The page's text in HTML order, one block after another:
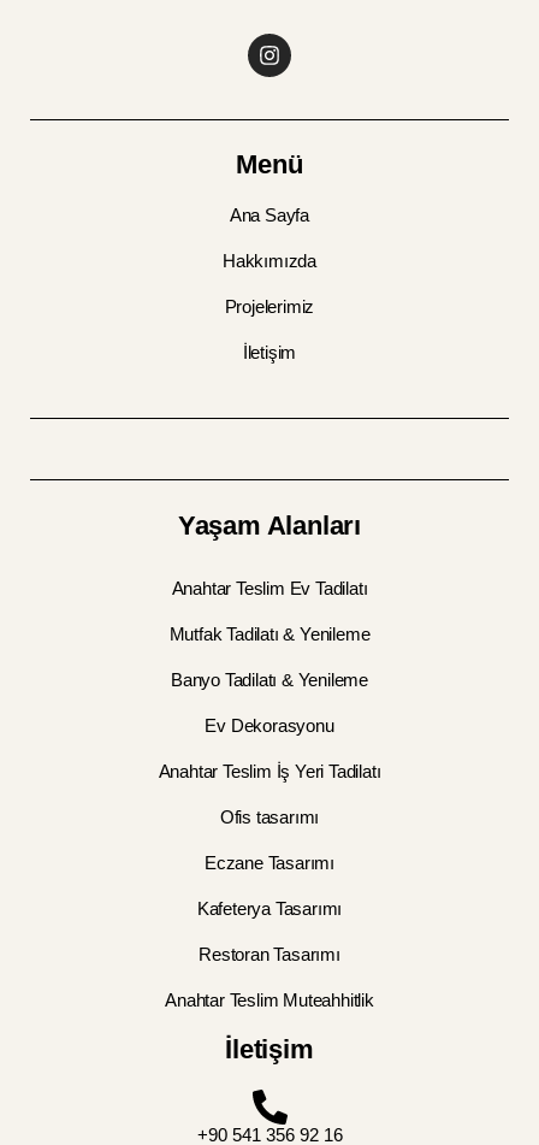
Menü
Ana Sayfa
Hakkımızda
Projelerimiz
İletişim
Yaşam Alanları
Anahtar Teslim Ev Tadilatı
Mutfak Tadilatı & Yenileme
Banyo Tadilatı & Yenileme
Ev Dekorasyonu
Anahtar Teslim İş Yeri Tadilatı
Ofis tasarımı
Eczane Tasarımı
Kafeterya Tasarımı
Restoran Tasarımı
Anahtar Teslim Muteahhitlik
İletişim
+90 541 356 92 16